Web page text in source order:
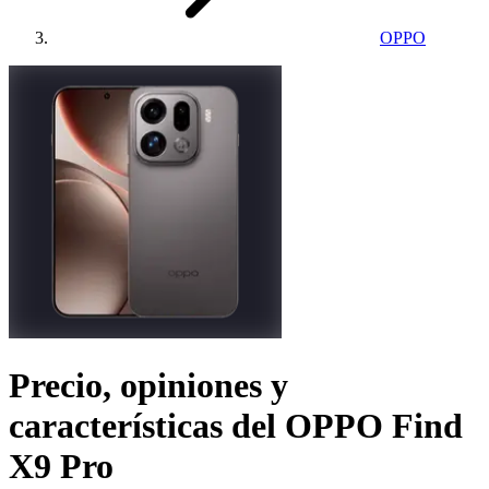
OPPO
Precio, opiniones y
características del OPPO Find
X9 Pro